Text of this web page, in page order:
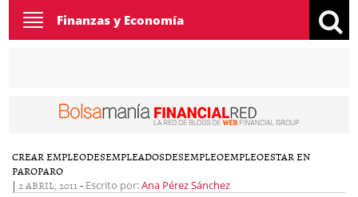
Toggle
navigation
Finanzas y Economía
CREAR EMPLEODESEMPLEADOSDESEMPLEOEMPLEOESTAR EN
PAROPARO
| 2 ABRIL, 2011 - Escrito por:Ana Pérez Sánchez